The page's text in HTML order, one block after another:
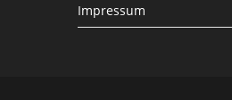
Impressum